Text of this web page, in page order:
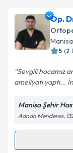
Op.
Manisa
5 (2
Sevgili hocamız
ameliyatı yaptı...
Manisa Şehir
Adnan Menderes,